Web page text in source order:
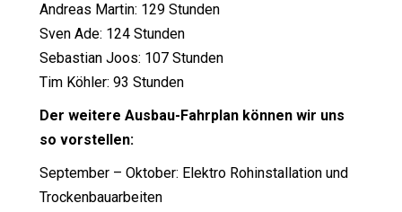
Andreas Martin: 129 Stunden
Sven Ade: 124 Stunden
Sebastian Joos: 107 Stunden
Tim Köhler: 93 Stunden
Der weitere Ausbau-Fahrplan können wir uns
so vorstellen:
September – Oktober: Elektro Rohinstallation und
Trockenbauarbeiten